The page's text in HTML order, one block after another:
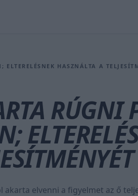
HASZNÁLTA A
RÚGNI
akarta elvenni a figyelmet az ő